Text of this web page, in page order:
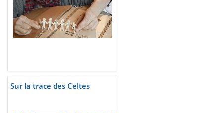
Sur la trace des Celtes